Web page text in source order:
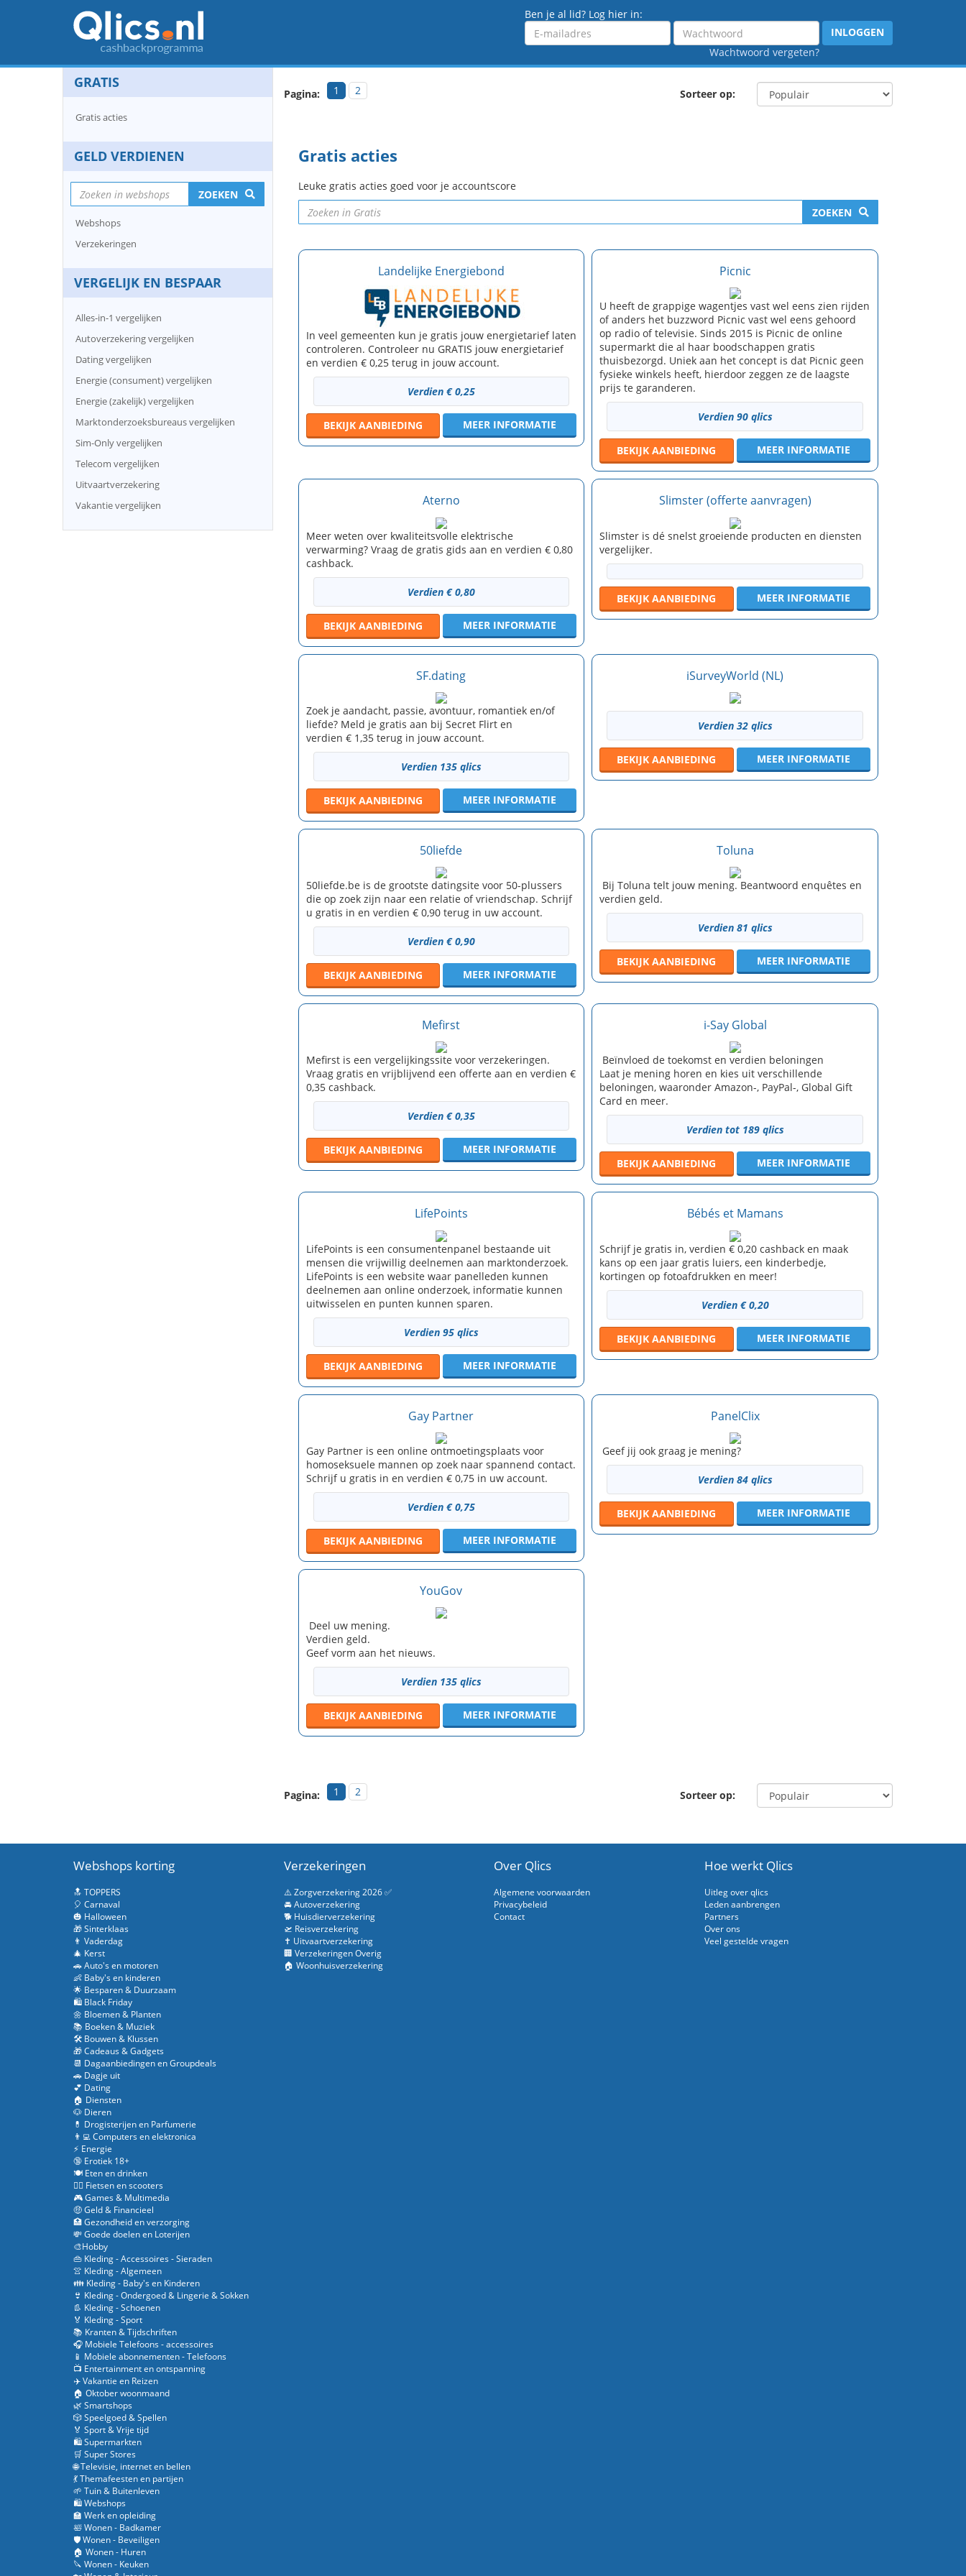
Ben je al lid? Log hier in:
Emailadres
Wachtwoord
Wachtwoord vergeten?
INLOGGEN
Pagina: 1 2 Sorteer op:
Gratis acties
Leuke gratis acties goed voor je accountscore
ZOEKEN
Landelijke Energiebond
In veel gemeenten kun je gratis jouw energietarief laten
controleren. Controleer nu GRATIS jouw energietarief
en verdien € 0,25 terug in jouw account.
Verdien € 0,25
BEKIJK AANBIEDING MEER INFORMATIE
Picnic
U heeft de grappige wagentjes vast wel eens zien rijden
of anders het buzzword Picnic vast wel eens gehoord
op radio of televisie. Sinds 2015 is Picnic de online
supermarkt die al haar boodschappen gratis
thuisbezorgd. Uniek aan het concept is dat Picnic geen
fysieke winkels heeft, hierdoor zeggen ze de laagste
prijs te garanderen.
Verdien 90 qlics
BEKIJKAANBIEDING MEER INFORMATIE
Aterno
Meer weten over kwaliteitsvolle elektrische
verwarming? Vraag de gratis gids aan en verdien € 0,80
cashback.
Verdien € 0,80
BEKIJK AANBIEDING MEER INFORMATIE
Slimster (offerte aanvragen)
Slimster is dé snelst groeiende producten en diensten
vergelijker.
BEKIJKAANBIEDING MEER INFORMATIE
SF.dating
Zoek je aandacht, passie, avontuur, romantiek en/of
liefde? Meld je gratis aan bij Secret Flirt en
verdien € 1,35 terug in jouw account.
Verdien 135 qlics
BEKIJK AANBIEDING MEER INFORMATIE
iSurveyWorld (NL)
Verdien 32 qlics
BEKIJKAANBIEDING MEER INFORMATIE
50liefde
50liefde.be is de grootste datingsite voor 50-plussers
die op zoek zijn naar een relatie of vriendschap. Schrijf
u gratis in en verdien € 0,90 terug in uw account.
Verdien € 0,90
BEKIJK AANBIEDING MEER INFORMATIE
Toluna
Bij Toluna telt jouw mening. Beantwoord enquêtes en
verdien geld.
Verdien 81 qlics
BEKIJKAANBIEDING MEER INFORMATIE
Mefirst
Mefirst is een vergelijkingssite voor verzekeringen.
Vraag gratis en vrijblijvend een offerte aan en verdien €
0,35 cashback.
Verdien € 0,35
BEKIJK AANBIEDING MEER INFORMATIE
i-Say Global
Beïnvloed de toekomst en verdien beloningen
Laat je mening horen en kies uit verschillende
beloningen, waaronder Amazon-, PayPal-, Global Gift
Card en meer.
Verdien tot 189 qlics
BEKIJKAANBIEDING MEER INFORMATIE
LifePoints
LifePoints is een consumentenpanel bestaande uit
mensen die vrijwillig deelnemen aan marktonderzoek.
LifePoints is een website waar panelleden kunnen
deelnemen aan online onderzoek, informatie kunnen
uitwisselen en punten kunnen sparen.
Verdien 95 qlics
BEKIJK AANBIEDING MEER INFORMATIE
Bébés et Mamans
Schrijf je gratis in, verdien € 0,20 cashback en maak
kans op een jaar gratis luiers, een kinderbedje,
kortingen op fotoafdrukken en meer!
Verdien € 0,20
BEKIJKAANBIEDING MEER INFORMATIE
Gay Partner
Gay Partner is een online ontmoetingsplaats voor
homoseksuele mannen op zoek naar spannend contact.
Schrijf u gratis in en verdien € 0,75 in uw account.
Verdien € 0,75
BEKIJK AANBIEDING MEER INFORMATIE
PanelClix
Geef jij ook graag je mening?
Verdien 84 qlics
BEKIJKAANBIEDING MEER INFORMATIE
YouGov
Deel uw mening.
Verdien geld.
Geef vorm aan het nieuws.
Verdien 135 qlics
BEKIJK AANBIEDING MEER INFORMATIE
Pagina: 1 2 Sorteer op:
GRATIS
Gratis acties
GELD VERDIENEN
ZOEKEN
Webshops
Verzekeringen
VERGELIJK EN BESPAAR
Alles-in-1 vergelijken
Autoverzekering vergelijken
Dating vergelijken
Energie (consument) vergelijken
Energie (zakelijk) vergelijken
Marktonderzoeksbureaus vergelijken
Sim-Only vergelijken
Telecom vergelijken
Uitvaartverzekering
Vakantie vergelijken
Webshops korting
🔝 TOPPERS
🎈 Carnaval
🎃 Halloween
🎁 Sinterklaas
👨 Vaderdag
🎄 Kerst
🚗 Auto's en motoren
👶 Baby's en kinderen
🌟 Besparen & Duurzaam
🛍️ Black Friday
🌼 Bloemen & Planten
📚 Boeken & Muziek
🛠️ Bouwen & Klussen
🎁 Cadeaus & Gadgets
📆 Dagaanbiedingen en Groupdeals
🚗 Dagje uit
💕 Dating
🏠 Diensten
🐶 Dieren
💊 Drogisterijen en Parfumerie
👨‍💻 Computers en elektronica
⚡ Energie
🔞 Erotiek 18+
🍽️ Eten en drinken
🚴‍♂️ Fietsen en scooters
🎮 Games & Multimedia
🤑 Geld & Financieel
🏥 Gezondheid en verzorging
💸 Goede doelen en Loterijen
🎨Hobby
👜 Kleding - Accessoires - Sieraden
👚 Kleding - Algemeen
👪 Kleding - Baby's en Kinderen
👙 Kleding - Ondergoed & Lingerie & Sokken
👢 Kleding - Schoenen
🏅 Kleding - Sport
📚 Kranten & Tijdschriften
🎧 Mobiele Telefoons - accessoires
📱 Mobiele abonnementen - Telefoons
📺 Entertainment en ontspanning
✈️ Vakantie en Reizen
🏠 Oktober woonmaand
🌿 Smartshops
🎲 Speelgoed & Spellen
🏅 Sport & Vrije tijd
🛍️ Supermarkten
🛒 Super Stores
🌐 Televisie, internet en bellen
💃 Themafeesten en partijen
🌱 Tuin & Buitenleven
🛍️ Webshops
🏫 Werk en opleiding
🛀 Wonen - Badkamer
🛡️ Wonen - Beveiligen
🏠 Wonen - Huren
🔪 Wonen - Keuken
Verzekeringen
⚠️ Zorgverzekering 2026 ✅
🚘 Autoverzekering
🐕 Huisdierverzekering
🛫 Reisverzekering
✝️ Uitvaartverzekering
🏢 Verzekeringen Overig
🏠 Woonhuisverzekering
Over Qlics
Algemene voorwaarden
Privacybeleid
Contact
Hoe werkt Qlics
Uitleg over qlics
Leden aanbrengen
Partners
Over ons
Veel gestelde vragen